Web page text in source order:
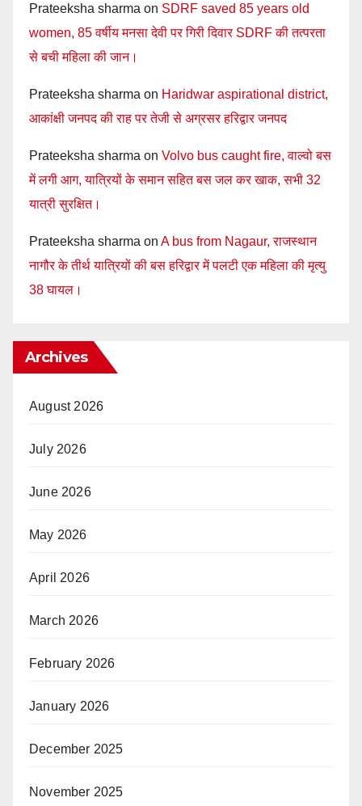
Prateeksha sharma on SDRF saved 85 years old
women, 85 वर्षीय मनसा देवी पर गिरी दिवार SDRF की तत्परता
से बची महिला की जान।
Prateeksha sharma on Haridwar aspirational district,
आकांक्षी जनपद की राह पर तेजी से अग्रसर हरिद्वार जनपद
Prateeksha sharma on Volvo bus caught fire, वाल्वो बस
में लगी आग, यात्रियों के समान सहित बस जल कर खाक, सभी 32
यात्री सुरक्षित।
Prateeksha sharma on A bus from Nagaur, राजस्थान
नागौर के तीर्थ यात्रियों की बस हरिद्वार में पलटी एक महिला की मृत्यु
38 घायल।
Archives
August 2026
July 2026
June 2026
May 2026
April 2026
March 2026
February 2026
January 2026
December 2025
November 2025